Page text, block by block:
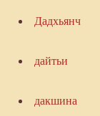
Дадхьянч
дайтьи
дакшина